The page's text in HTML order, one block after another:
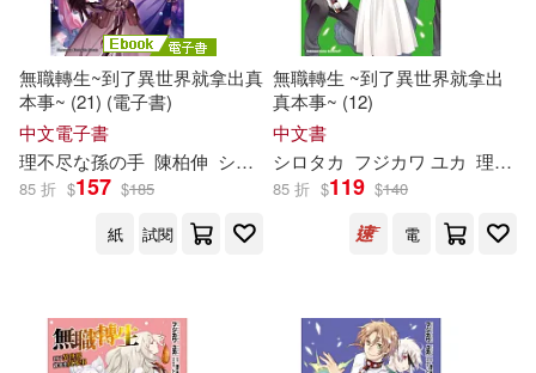
無職轉生~到了異世界就拿出真
本事~ (21) (電子書)
中文電子書
理不尽な孫の手 陳柏伸 シロタカ
85 折 $157 $185
紙
試閱
無職轉生 ~到了異世界就拿出
真本事~ (12)
中文書
シロタカ フジカワ ユカ 理不尽
85 折 $119 $140
電